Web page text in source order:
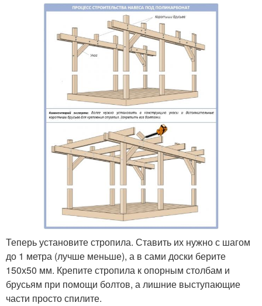
Теперь установите стропила. Ставить их нужно с шагом
до 1 метра (лучше меньше), а в сами доски берите
150х50 мм. Крепите стропила к опорным столбам и
брусьям при помощи болтов, а лишние выступающие
части просто спилите.